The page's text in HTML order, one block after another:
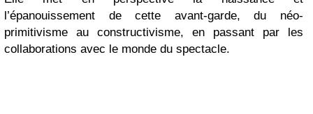
l’épanouissement de cette avant-garde, du néo-
primitivisme au constructivisme, en passant par les
collaborations avec le monde du spectacle.